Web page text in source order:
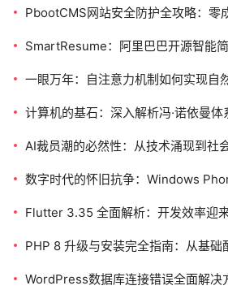
PbootCMS网站安全防护全攻略：零
SmartResume：阿里巴巴开源智能
一眼万年：自注意力机制如何实现自
计算机的基石：深入解析冯·诺依曼
AI裁员潮的必然性：从技术涌现到社
数字时代的怀旧抗争：Windows
Flutter 3.35 全面解析：开发效率迎
PHP 8 升级与安装完全指南：从基础
WordPress数据库连接错误全面解决